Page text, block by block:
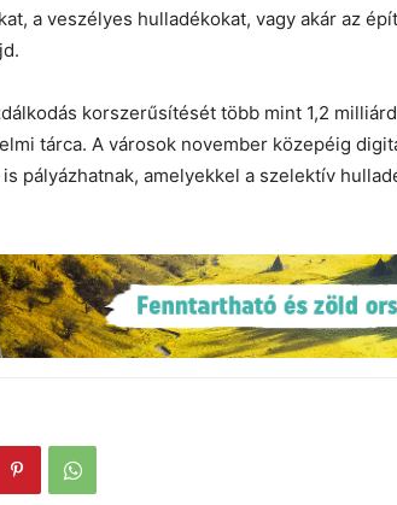
a veszélyes hulladékokat, vagy akár az
korszerűsítését több mint 1,2
tárca. A városok november közepéig
pályázhatnak, amelyekkel a szelektív